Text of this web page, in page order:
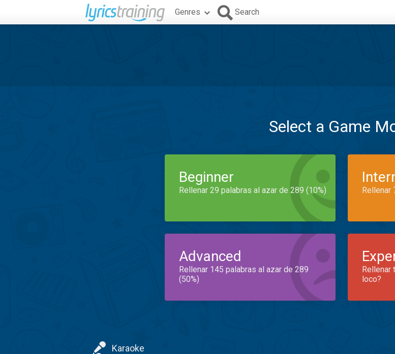
Genres Search
Select a Game
Beginner
Rellenar 29 palabras al azar de 289 (10%) Rellenar
Advanced
Rellenar 145 palabras al azar de 289
(50%)
Rellenar
loco?
Karaoke